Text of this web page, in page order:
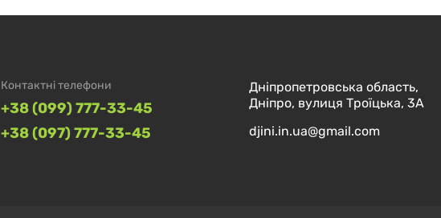
Контактні телефони
+38 (099) 777-33-45
+38 (097) 777-33-45
Дніпропетровська область,
Дніпро, вулиця Троїцька, 3А
djini.in.ua@gmail.com